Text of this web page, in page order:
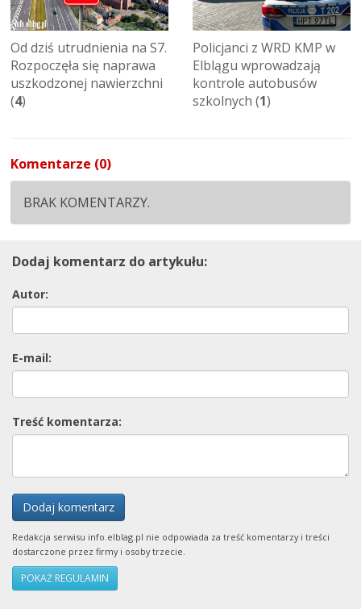
Od dziś utrudnienia na S7.
Rozpoczęła się naprawa
uszkodzonej nawierzchni
(4)
Policjanci z WRD KMP w
Elblągu wprowadzają
kontrole autobusów
szkolnych (1)
Komentarze (0)
BRAK KOMENTARZY.
Dodaj komentarz do artykułu:
Autor:
E-mail:
Treść komentarza:
Dodaj komentarz
Redakcja serwisu info.elblag.pl nie odpowiada za treść komentarzy i treści
dostarczone przez firmy i osoby trzecie.
POKAŻ REGULAMIN